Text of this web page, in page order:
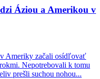
Áziou a Amerikou v
Ameriky začali osídľovať
Nepotrebovali k tomu
prešli suchou nohou...